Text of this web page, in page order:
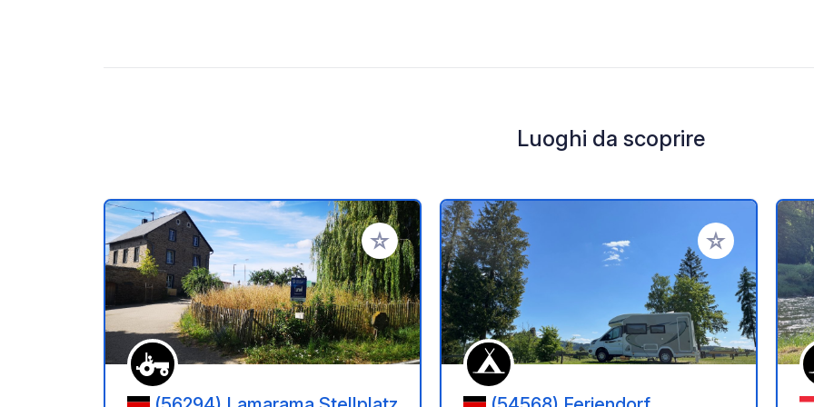
Luoghi da scoprire
Aggiungi ai tuoi preferiti Aggiungi ai tuoi